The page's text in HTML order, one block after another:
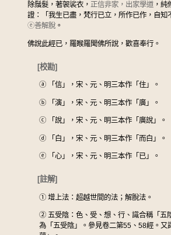
除鬚髮，著袈裟衣， 正信非家，出家學道 ，
證：「我生已盡，梵行已立，所作已作，自知
ⓔ善解脫 。
佛說此經已，羅睺羅聞佛所說，歡喜奉行。
[校勘]
ⓐ 「信」，宋、元、明三本作「住」。
ⓑ 「演」，宋、元、明三本作「廣」。
ⓒ 「說」，宋、元、明三本作「廣說」。
ⓓ 「白」，宋、元、明三本作「而白」。
ⓔ 「心」，宋、元、明三本作「已」。
[註解]
① 增上法：超越世間的法；解脫法。
② 五受陰：色、受、想、行、識合稱「五
為「五受陰」。參見卷二第55、58經。又